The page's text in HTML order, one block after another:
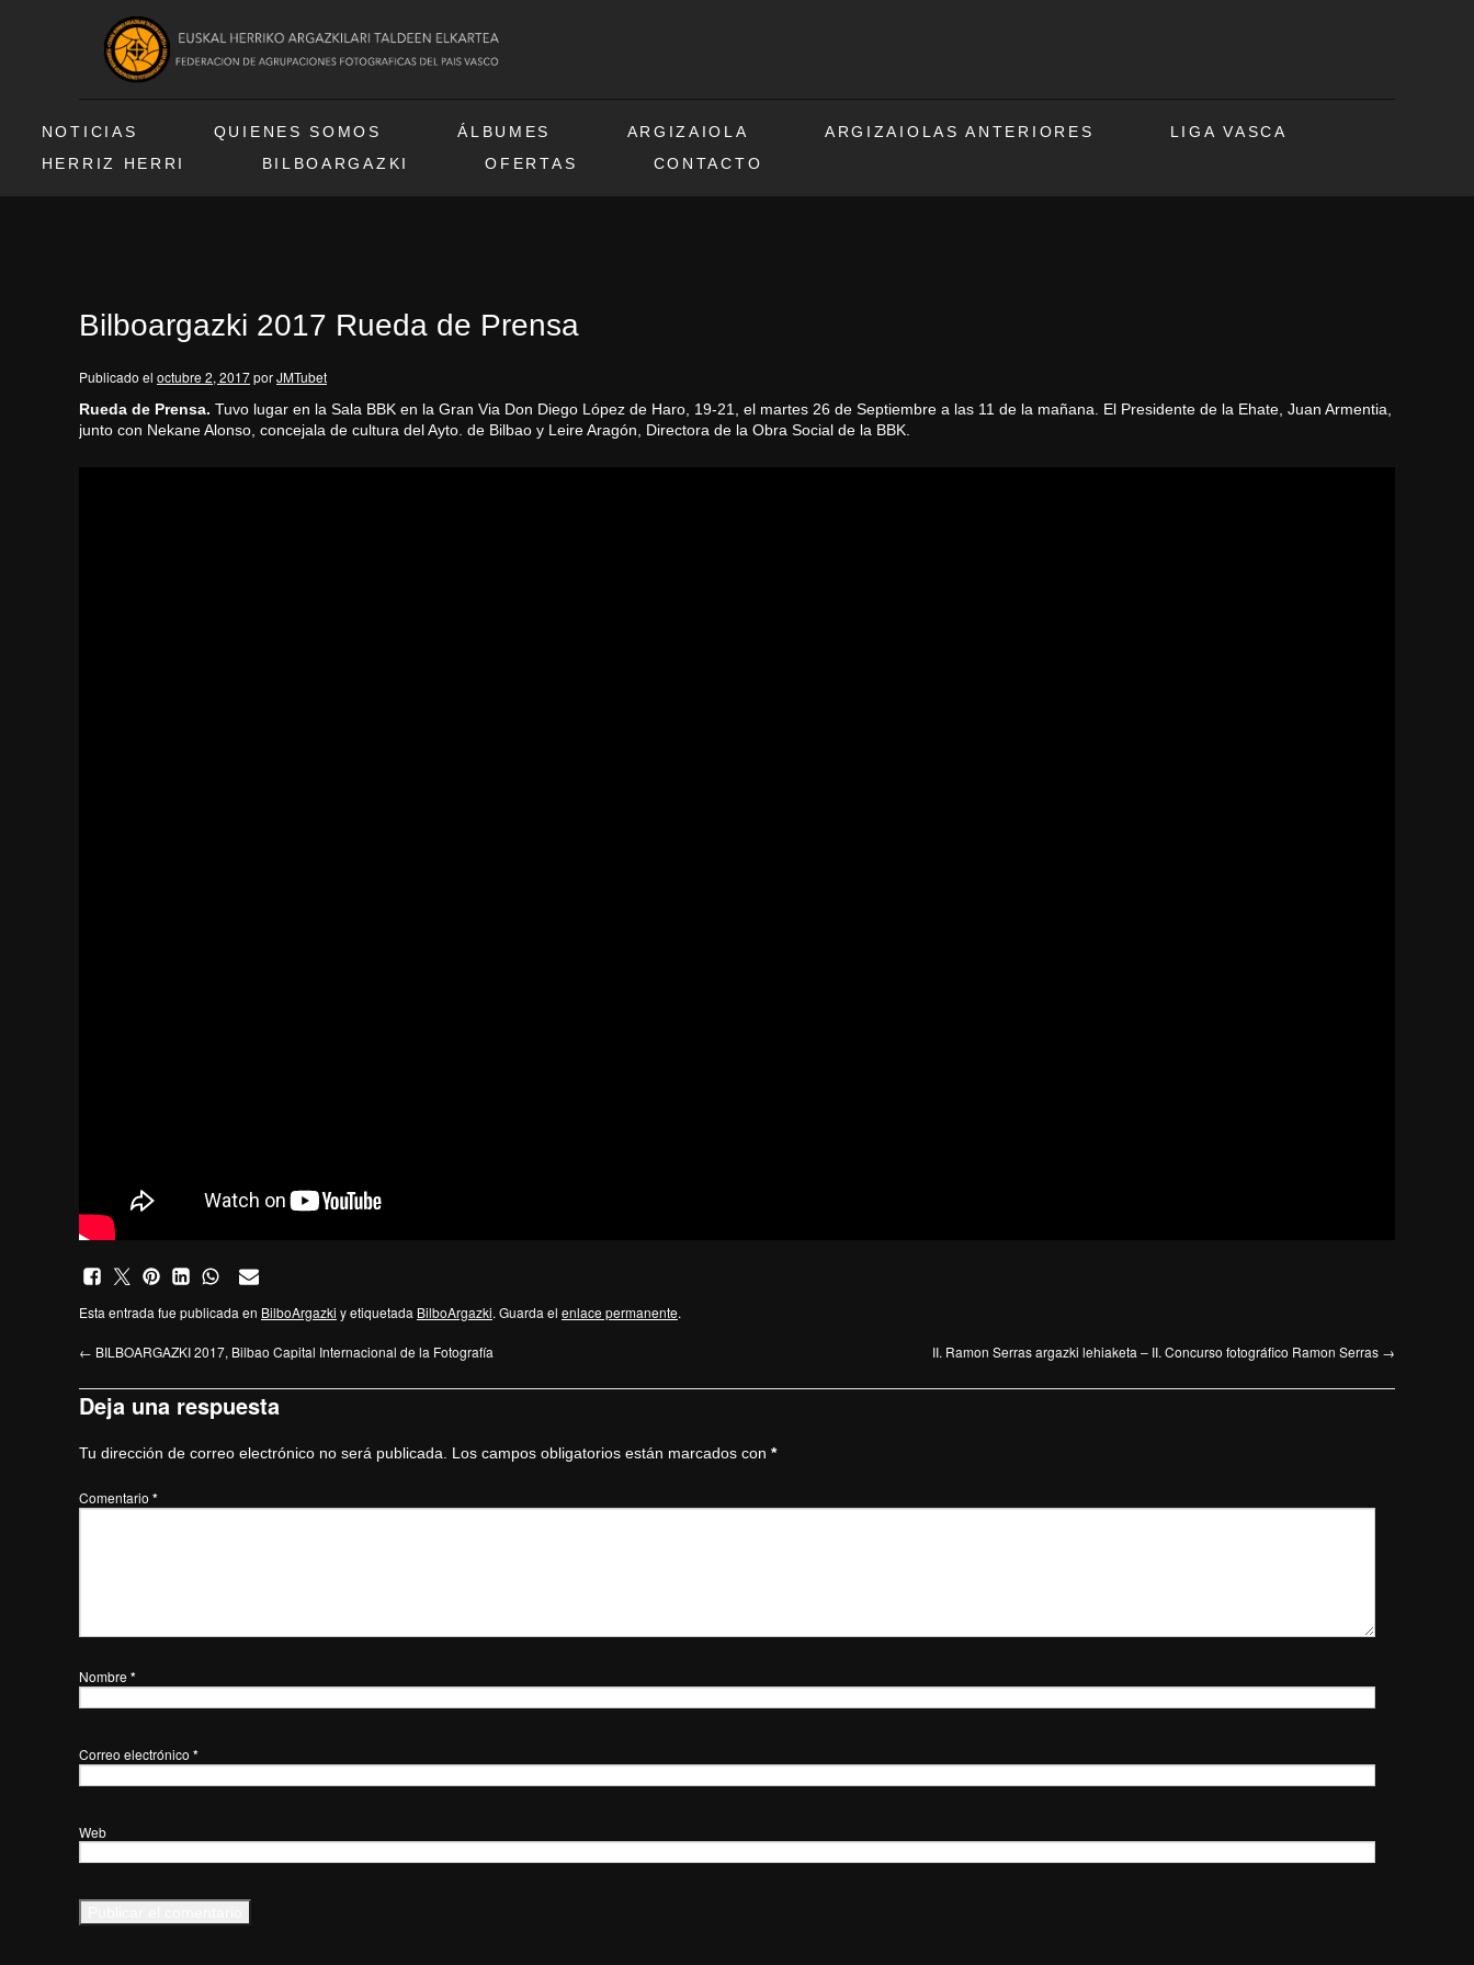
NOTICIAS QUIENES SOMOS ÁLBUMES ARGIZAIOLA ARGIZAIOLAS ANTERIORES
LIGA VASCA
HERRIZ HERRI
BILBOARGAZKI OFERTAS CONTACTO
Bilboargazki 2017 Rueda de Prensa
Publicado el octubre 2, 2017porJMTubet
Rueda de Prensa. Tuvo lugar en la Sala BBK en la Gran Via Don Diego López de Haro, 19-21, el martes 26 de Septiembre a las 11 de la mañana. El Presidente de la Ehate, Juan Armentia,
junto con Nekane Alonso, concejala de cultura del Ayto. de Bilbao y Leire Aragón, Directora de la Obra Social de la BBK.
Esta entrada fue publicada en BilboArgazki y etiquetada BilboArgazki. Guarda el enlace permanente.
← BILBOARGAZKI 2017, Bilbao Capital Internacional de la Fotografía II. Ramon Serras argazki lehiaketa – II. Concurso fotográfico Ramon Serras →
Deja una respuesta
Tu dirección de correo electrónico no será publicada. Los campos obligatorios están marcados con *
Comentario *
Nombre *
Correo electrónico *
Web